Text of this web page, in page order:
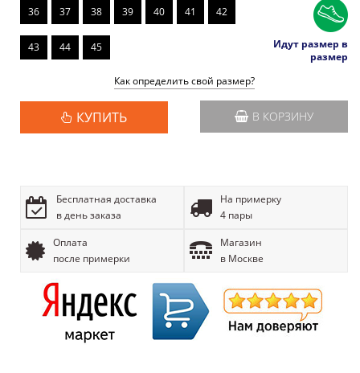
36 37 38 39 40 41 42
43 44 45
Идут размер в
размер
Как определить свой размер?
КУПИТЬ В КОРЗИНУ
Бесплатная доставка
в день заказа
На примерку
4 пары
Оплата
после примерки
Магазин
в Москве